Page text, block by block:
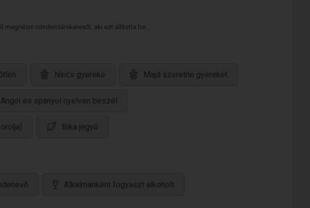
megnézni minden társkeresőt, aki ezt állította be.
Nincs gyereke Majd szeretne gyereket
Angol és spanyol nyelven beszél
Bika jegyű
Alkalmanként fogyaszt alkoholt